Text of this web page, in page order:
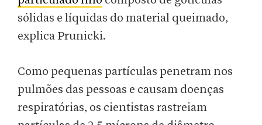
sólidas e líquidas do material queimado,
explica Prunicki.
Como pequenas partículas penetram nos
pulmões das pessoas e causam doenças
respiratórias, os cientistas rastreiam